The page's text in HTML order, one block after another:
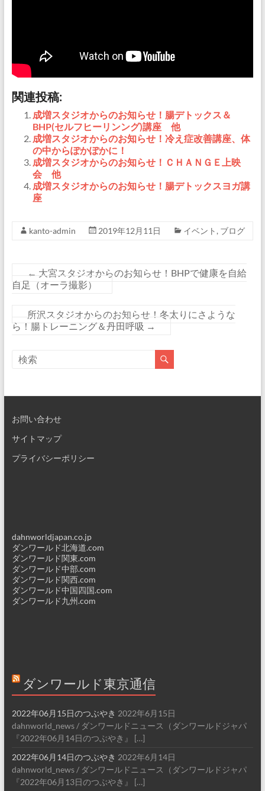
関連投稿:
成増スタジオからのお知らせ！腸デトックス＆
BHP(セルフヒーリンング)講座 他
成増スタジオからのお知らせ！冷え症改善講座、体
の中からぽかぽかに！
成増スタジオからのお知らせ！ＣＨＡＮＧＥ上映
会 他
成増スタジオからのお知らせ！腸デトックスヨガ講
座
kanto-admin 2019年12月11日 イベント , ブログ
← 大宮スタジオからのお知らせ！BHPで健康を自給
自足（オーラ撮影）
所沢スタジオからのお知らせ！冬太りにさような
ら！腸トレーニング＆丹田呼吸 →
お問い合わせ
サイトマップ
プライバシーポリシー
dahnworldjapan.co.jp
ダンワールド北海道.com
ダンワールド関東.com
ダンワールド中部.com
ダンワールド関西.com
ダンワールド中国四国.com
ダンワールド九州.com
ダンワールド東京通信
2022年06月15日のつぶやき 2022年6月15日
dahnworld_news / ダンワールドニュース（ダンワールドジャパ
『2022年06月14日のつぶやき』 […]
2022年06月14日のつぶやき 2022年6月14日
dahnworld_news / ダンワールドニュース（ダンワールドジャパ
『2022年06月13日のつぶやき』 […]